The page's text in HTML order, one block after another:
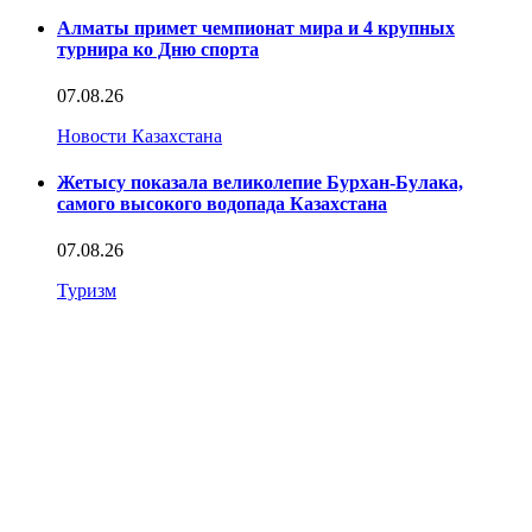
Алматы примет чемпионат мира и 4 крупных
турнира ко Дню спорта
07.08.26
Новости Казахстана
Жетысу показала великолепие Бурхан-Булака,
самого высокого водопада Казахстана
07.08.26
Туризм